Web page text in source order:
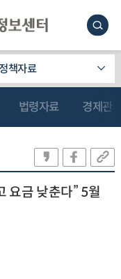
책자료
법령자료 경제관
요금 낮춘다” 5월